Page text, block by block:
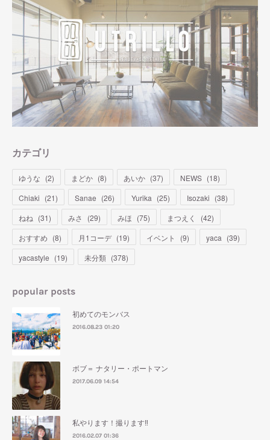
カテゴリ
ゆうな (2) まどか (8) あいか (37) NEWS (18)
Chiaki (21) Sanae (26) Yurika (25) Isozaki (38)
ねね (31) みさ (29) みほ (75) まつえく (42)
おすすめ (8) 月1コーデ (19) イベント (9) yaca (39)
yacastyle (19) 未分類 (378)
popular posts
初めてのモンバス
2016.08.23 01:20
ボブ＝ ナタリー・ポートマン
2017.06.09 14:54
私やります！撮ります‼︎
2016.02.07 01:36